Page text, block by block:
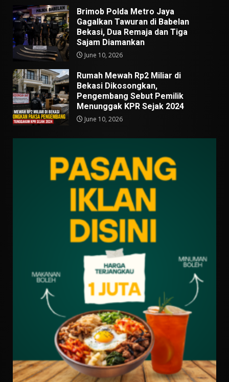
Brimob Polda Metro Jaya
Gagalkan Tawuran di Babelan
Bekasi, Dua Remaja dan Tiga
Sajam Diamankan
June 10, 2026
Rumah Mewah Rp2 Miliar di
Bekasi Dikosongkan,
Pengembang Sebut Pemilik
Menunggak KPR Sejak 2024
June 10, 2026